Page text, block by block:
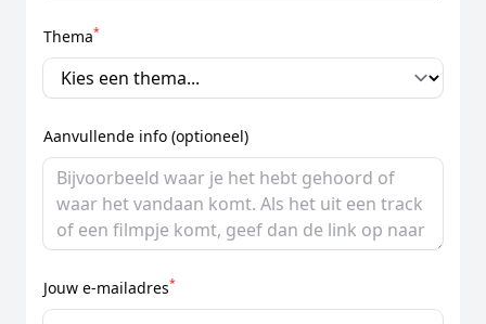
Thema*
Aanvullende info (optioneel)
Jouw e-mailadres*